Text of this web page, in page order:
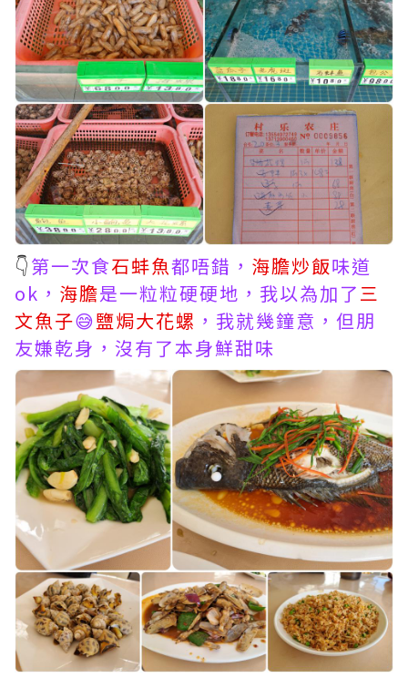
👇第一次食石蚌魚都唔錯， 海膽炒飯味道
ok， 海膽是一粒粒硬硬地，我以為加了三
文魚子😅鹽焗大花螺 ，我就幾鐘意，但朋
友嫌乾身，沒有了本身鮮甜味